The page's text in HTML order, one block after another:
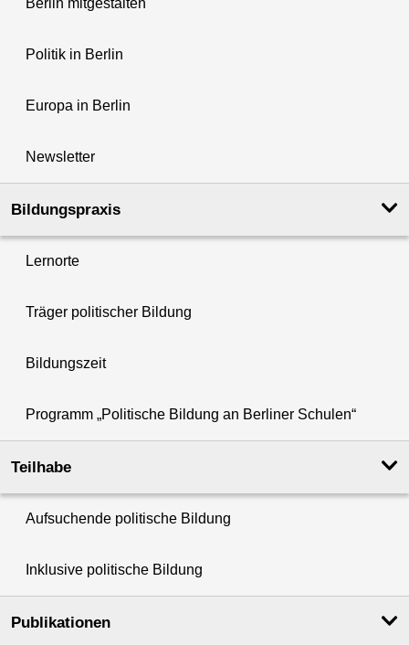
Politik in Berlin
Europa in Berlin
Newsletter
Bildungspraxis
Lernorte
Träger politischer Bildung
Bildungszeit
Programm „Politische Bildung an Berliner Schulen“
Teilhabe
Aufsuchende politische Bildung
Inklusive politische Bildung
Publikationen